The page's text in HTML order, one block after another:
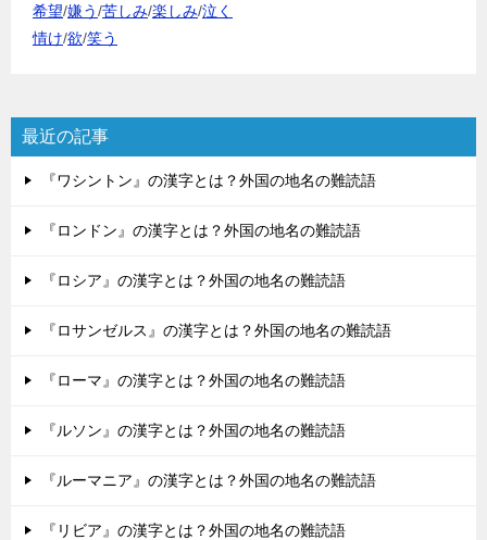
希望/嫌う/苦しみ/楽しみ/泣く
情け/欲/笑う
最近の記事
『ワシントン』の漢字とは？外国の地名の難読語
『ロンドン』の漢字とは？外国の地名の難読語
『ロシア』の漢字とは？外国の地名の難読語
『ロサンゼルス』の漢字とは？外国の地名の難読語
『ローマ』の漢字とは？外国の地名の難読語
『ルソン』の漢字とは？外国の地名の難読語
『ルーマニア』の漢字とは？外国の地名の難読語
『リビア』の漢字とは？外国の地名の難読語